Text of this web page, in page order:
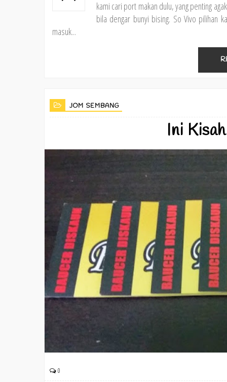
kami cari port makan dulu, yang penting
bila dengar bunyi bising. So Vivo pilihan
masuk...
JOM SEMBANG
Ini
0